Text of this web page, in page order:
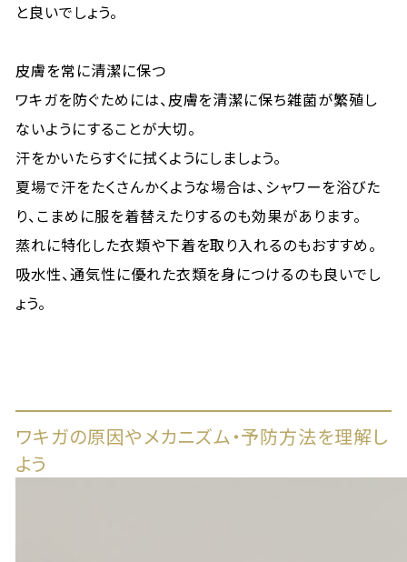
と良いでしょう。
皮膚を常に清潔に保つ
ワキガを防ぐためには、皮膚を清潔に保ち雑菌が繁殖し
ないようにすることが大切。
汗をかいたらすぐに拭くようにしましょう。
夏場で汗をたくさんかくような場合は、シャワーを浴びた
り、こまめに服を着替えたりするのも効果があります。
蒸れに特化した衣類や下着を取り入れるのもおすすめ。
吸水性、通気性に優れた衣類を身につけるのも良いでし
ょう。
ワキガの原因やメカニズム・予防方法を理解し
よう